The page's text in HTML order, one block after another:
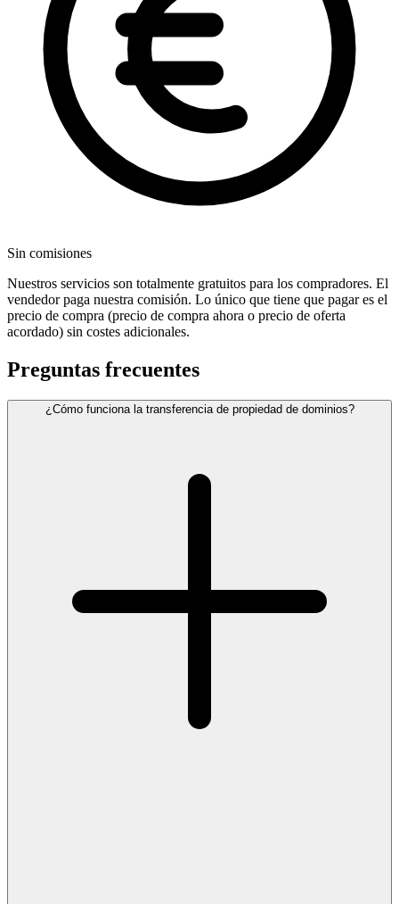
Sin comisiones
Nuestros servicios son totalmente gratuitos para los compradores. El
vendedor paga nuestra comisión. Lo único que tiene que pagar es el
precio de compra (precio de compra ahora o precio de oferta
acordado) sin costes adicionales.
Preguntas frecuentes
¿Cómo funciona la transferencia de propiedad de dominios?